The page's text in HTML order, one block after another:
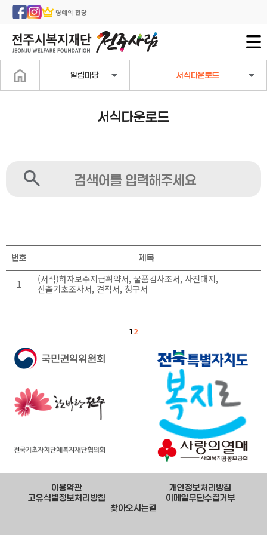
명예의 전당
알림마당 서식다운로드
서식다운로드
번호 제목
1
(서식)하자보수지급확약서, 물품검사조서, 사진대지,
산출기초조사서, 견적서, 청구서
1 2
이용약관
개인정보처리방침
고유식별정보처리방침
이메일무단수집거부
찾아오시는길